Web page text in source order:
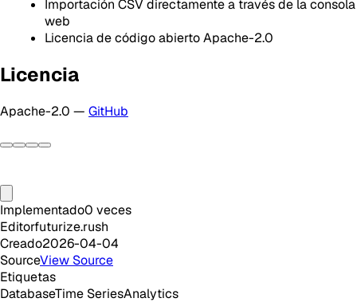
Importación CSV directamente a través de la consola
web
Licencia de código abierto Apache-2.0
Licencia
Apache-2.0 — GitHub
Implementado0 veces
Editorfuturize.rush
Creado2026-04-04
SourceView Source
Etiquetas
DatabaseTime SeriesAnalytics